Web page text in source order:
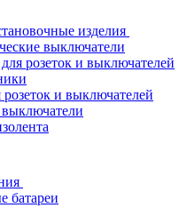
изделия
выключатели
розеток и выключателей
и выключателей
батареи